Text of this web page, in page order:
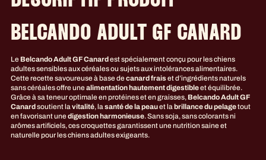
BELCANDO ADULT GF CANARD
Le Belcando Adult GF Canardest spécialement conçu pour les chiens
adultes sensibles aux céréales ou sujets aux intolérances alimentaires.
Cette recette savoureuse à base decanard fraiset d’ingrédients naturels
sans céréales offre unealimentation hautement digestibleet équilibrée.
Grâce à sa teneur optimale en protéines et en graisses, Belcando Adult GF
Canardsoutient la vitalité, la santé de la peauet la brillance du pelagetout
en favorisant unedigestion harmonieuse. Sans soja, sans colorants ni
arômes artificiels, ces croquettes garantissent une nutrition saine et
naturelle pour les chiens adultes exigeants.